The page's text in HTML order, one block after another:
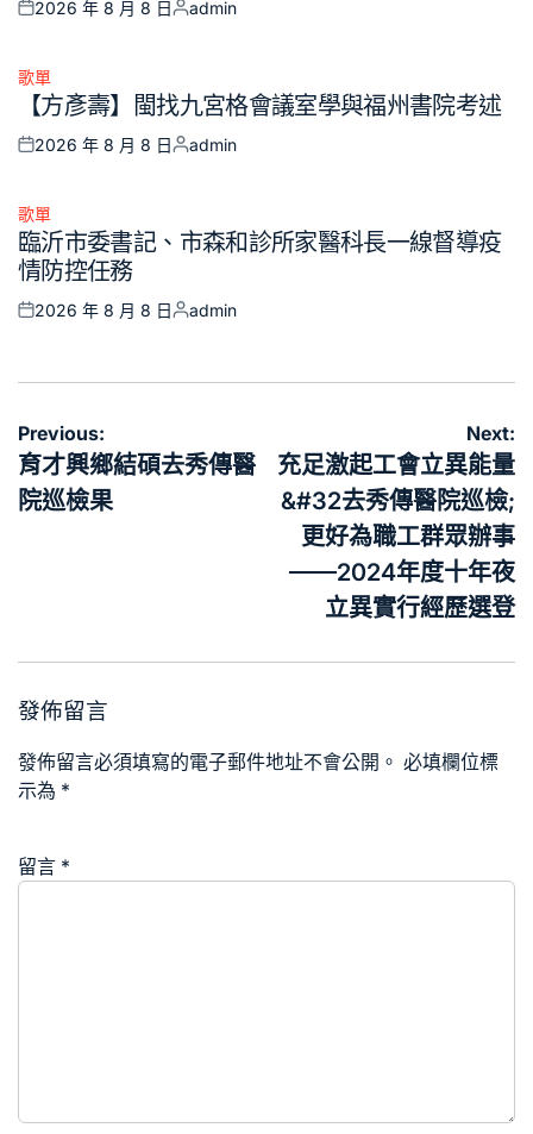
Posted
2026 年 8 月 8 日
Posted
admin
Posted
歌單
【方彥壽】閩找九宮格會議室學與福州書院考述
Posted
2026 年 8 月 8 日
Posted
admin
Posted
in
歌單
臨沂市委書記、市森和診所家醫科長一線督導疫
情防控任務
Posted
2026 年 8 月 8 日
Posted
admin
文
章
導
Previous:
育才興鄉結碩去秀傳醫
院巡檢果
Next:
充足激起工會立異能量
&#32去秀傳醫院巡檢;
更好為職工群眾辦事
——2024年度十年夜
立異實行經歷選登
發佈留言
發佈留言必須填寫的電子郵件地址不會公開。 必填欄位標
示為 *
留言 *